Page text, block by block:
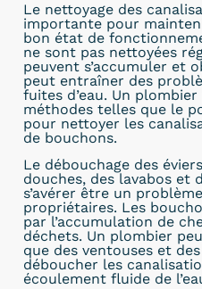
Le nettoyage des
importante pour
bon état de
ne sont pas nettoyées
peuvent s’accumuler et
peut entraîner des
fuites d’eau. Un
méthodes telles que le
pour nettoyer les
de bouchons.
Le débouchage des
douches, des lavabos et
s’avérer être un
propriétaires. Les
par l’accumulation de
déchets. Un plombier
que des ventouses et
déboucher les
écoulement fluide de